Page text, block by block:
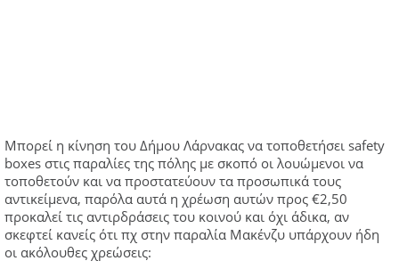
Μπορεί η κίνηση του Δήμου Λάρνακας να τοποθετήσει safety
boxes στις παραλίες της πόλης με σκοπό οι λουώμενοι να
τοποθετούν και να προστατεύουν τα προσωπικά τους
αντικείμενα, παρόλα αυτά η χρέωση αυτών προς €2,50
προκαλεί τις αντιρδράσεις του κοινού και όχι άδικα, αν
σκεφτεί κανείς ότι πχ στην παραλία Μακένζυ υπάρχουν ήδη
οι ακόλουθες χρεώσεις: